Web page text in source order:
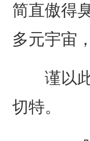
简直傲得
多元宇宙
谨以此
切特。